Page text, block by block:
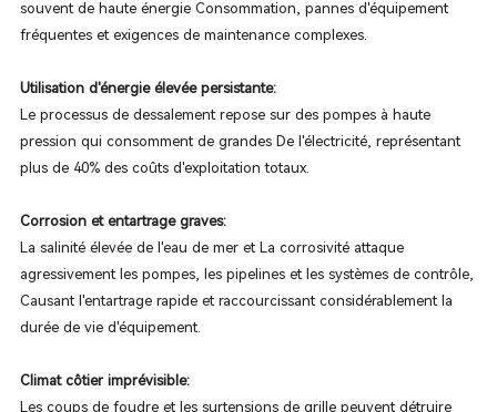
souvent de haute énergie Consommation, pannes d'équipement
fréquentes et exigences de maintenance complexes.
Utilisation d'énergie élevée persistante:
Le processus de dessalement repose sur des pompes à haute
pression qui consomment de grandes De l'électricité, représentant
plus de 40% des coûts d'exploitation totaux.
Corrosion et entartrage graves:
La salinité élevée de l'eau de mer et La corrosivité attaque
agressivement les pompes, les pipelines et les systèmes de contrôle,
Causant l'entartrage rapide et raccourcissant considérablement la
durée de vie d'équipement.
Climat côtier imprévisible:
Les coups de foudre et les surtensions de grille peuvent détruire